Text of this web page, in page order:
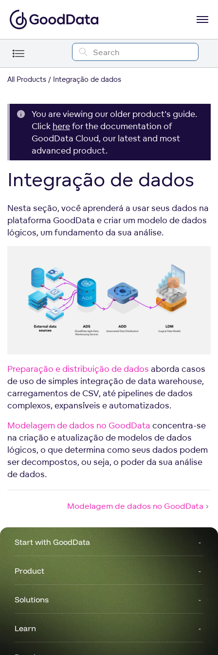
All Products Integração de dados
You are viewing our older product's guide.
Click herefor the documentation of
GoodData Cloud, our latest and most
advanced product.
Integração de dados
Nesta seção, você aprenderá a usar seus dados na
plataforma GoodData e criar um modelo de dados
lógicos, um fundamento da sua análise.
Preparação e distribuição de dados aborda casos
de uso de simples integração de data warehouse,
carregamentos de CSV, até pipelines de dados
complexos, expansíveis e automatizados.
Modelagem de dados no GoodData concentra-se
na criação e atualização de modelos de dados
lógicos, o que determina como seus dados podem
ser decompostos, ou seja, o poder da sua análise
de dados.
Modelagem de dados no GoodData
Start with GoodData
Product
Solutions
Learn